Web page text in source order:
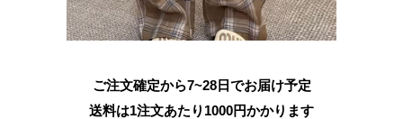
ご注文確定から7~28日でお届け予定
送料は1注文あたり 1000円かかります